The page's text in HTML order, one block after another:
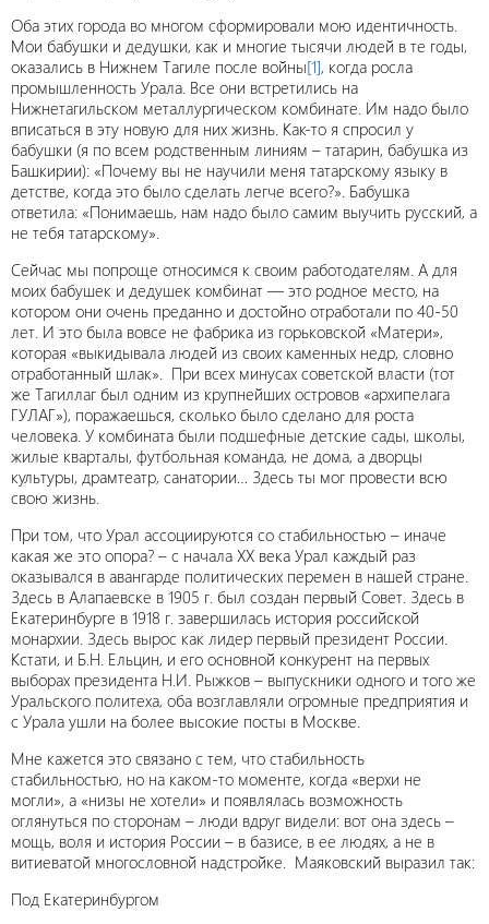
Оба этих города во многом сформировали мою идентичность.
Мои бабушки и дедушки, как и многие тысячи людей в те годы,
оказались в Нижнем Тагиле после войны[1], когда росла
промышленность Урала. Все они встретились на
Нижнетагильском металлургическом комбинате. Им надо было
вписаться в эту новую для них жизнь. Как-то я спросил у
бабушки (я по всем родственным линиям – татарин, бабушка из
Башкирии): «Почему вы не научили меня татарскому языку в
детстве, когда это было сделать легче всего?». Бабушка
ответила: «Понимаешь, нам надо было самим выучить русский, а
не тебя татарскому».
Сейчас мы попроще относимся к своим работодателям. А для
моих бабушек и дедушек комбинат — это родное место, на
котором они очень преданно и достойно отработали по 40-50
лет. И это была вовсе не фабрика из горьковской «Матери»,
которая «выкидывала людей из своих каменных недр, словно
отработанный шлак». При всех минусах советской власти (тот
же Тагиллаг был одним из крупнейших островов «архипелага
ГУЛАГ»), поражаешься, сколько было сделано для роста
человека. У комбината были подшефные детские сады, школы,
жилые кварталы, футбольная команда, не дома, а дворцы
культуры, драмтеатр, санатории… Здесь ты мог провести всю
свою жизнь.
При том, что Урал ассоциируются со стабильностью – иначе
какая же это опора? – с начала XX века Урал каждый раз
оказывался в авангарде политических перемен в нашей стране.
Здесь в Алапаевске в 1905 г. был создан первый Совет. Здесь в
Екатеринбурге в 1918 г. завершилась история российской
монархии. Здесь вырос как лидер первый президент России.
Кстати, и Б.Н. Ельцин, и его основной конкурент на первых
выборах президента Н.И. Рыжков – выпускники одного и того же
Уральского политеха, оба возглавляли огромные предприятия и
с Урала ушли на более высокие посты в Москве.
Мне кажется это связано с тем, что стабильность
стабильностью, но на каком-то моменте, когда «верхи не
могли», а «низы не хотели» и появлялась возможность
оглянуться по сторонам – люди вдруг видели: вот она здесь –
мощь, воля и история России – в базисе, в ее людях, а не в
витиеватой многословной надстройке. Маяковский выразил так:
Под Екатеринбургом